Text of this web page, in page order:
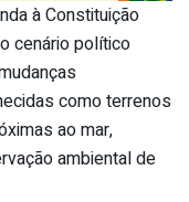
à Constituição
cenário político
como terrenos
ao mar,
ambiental de